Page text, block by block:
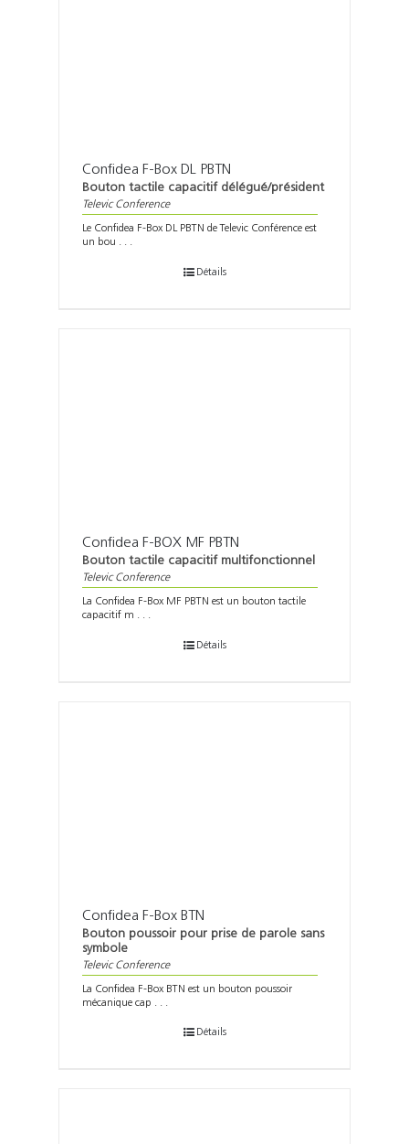
Confidea F-Box DL PBTN
Bouton tactile capacitif délégué/président
Televic Conference
Le Confidea F-Box DL PBTN de Televic Conférence est
un bou . . .
Détails
Confidea F-BOX MF PBTN
Bouton tactile capacitif multifonctionnel
Televic Conference
La Confidea F-Box MF PBTN est un bouton tactile
capacitif m . . .
Détails
Confidea F-Box BTN
Bouton poussoir pour prise de parole sans
symbole
Televic Conference
La Confidea F-Box BTN est un bouton poussoir
mécanique cap . . .
Détails